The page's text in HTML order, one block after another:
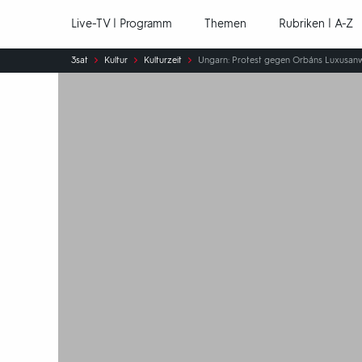
Live-TV | Programm Themen Rubriken | A-Z
Sie
sind
3sat Kultur Kulturzeit Ungarn: Protest gegen Orbáns